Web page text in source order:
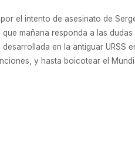
el intento de asesinato de
mañana responda a las dudas
en la antiguar URSS
y hasta boicotear el